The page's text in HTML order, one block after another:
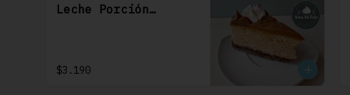
Leche Porción
$3.190